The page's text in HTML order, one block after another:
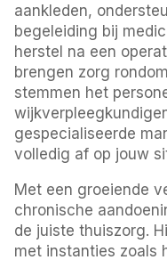
aankleden,
begeleiding bij
herstel na een
brengen zorg
stemmen het
gespecialiseerde
volledig af op jouw
Met een groeiende
chronische
de juiste thuiszorg.
met instanties zoals